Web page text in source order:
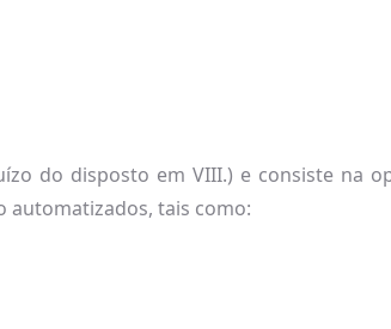
do disposto em VIII.) e consiste na
automatizados, tais como: